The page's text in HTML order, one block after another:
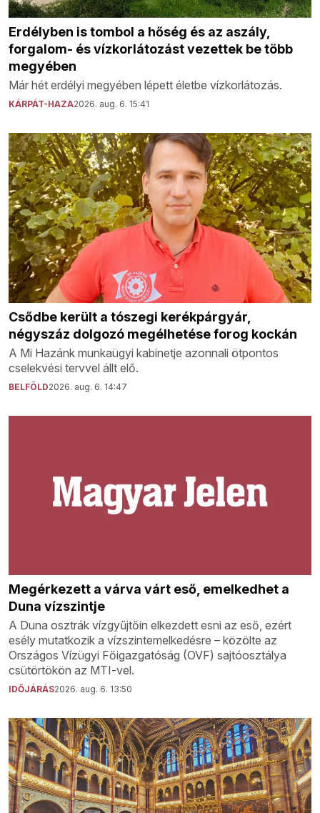
Erdélyben is tombol a hőség és az aszály,
forgalom- és vízkorlátozást vezettek be több
megyében
Már hét erdélyi megyében lépett életbe vízkorlátozás.
KÁRPÁT-HAZA2026. aug. 6. 15:41
Csődbe került a tószegi kerékpárgyár,
négyszáz dolgozó megélhetése forog kockán
A Mi Hazánk munkaügyi kabinetje azonnali ötpontos
cselekvési tervvel állt elő.
BELFÖLD2026. aug. 6. 14:47
Megérkezett a várva várt eső, emelkedhet a
Duna vízszintje
A Duna osztrák vízgyűjtőin elkezdett esni az eső, ezért
esély mutatkozik a vízszintemelkedésre – közölte az
Országos Vízügyi Főigazgatóság (OVF) sajtóosztálya
csütörtökön az MTI-vel.
IDŐJÁRÁS2026. aug. 6. 13:50